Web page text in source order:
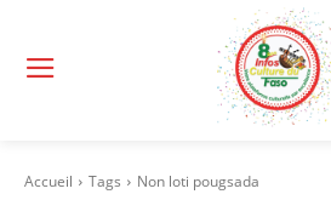
Accueil Tags Non loti pougsada